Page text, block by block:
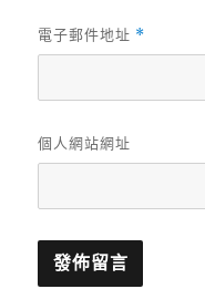
電子郵件地址 *
個人網站網址